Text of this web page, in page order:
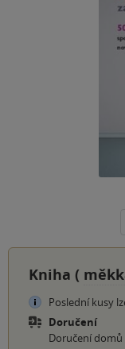
Kniha (
Poslední kusy
Doručení
Doručení